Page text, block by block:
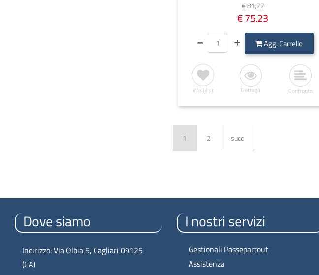
€ 81,77
€ 75,23
QuantitàAgg. Carrello
Wishlist Dettagli Confronta
1 2 succ
Dove siamo
Indirizzo: Via Olbia 5, Cagliari 09125
(CA)
I nostri servizi
Gestionali Passepartout
Assistenza